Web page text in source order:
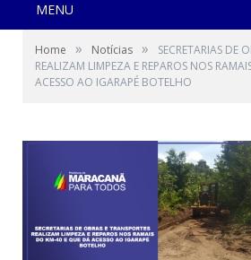
MENU
Home » Notícias »
SECRETARIAS DE
REALIZAM LIMPEZA E REPAROS NOS
ACESSO AO IGARAPÉ BOTELHO